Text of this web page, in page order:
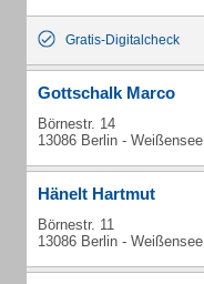
Gratis-Digitalcheck
Gottschalk Marco
Börnestr. 14
13086 Berlin - Weißensee
Hänelt Hartmut
Börnestr. 11
13086 Berlin - Weißensee